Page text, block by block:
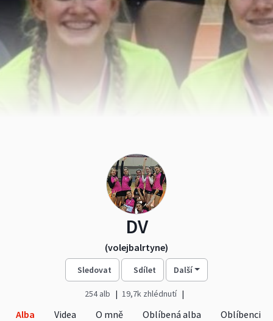
DV
(volejbalrtyne)
Sledovat Sdílet Další
254 alb 19,7k zhlédnutí
Alba Videa O mně Oblíbená alba Oblíbenci